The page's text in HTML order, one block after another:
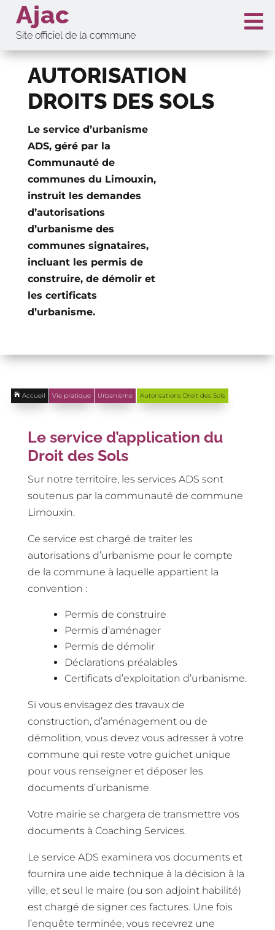
Ajac
Site officiel de la commune

AUTORISATION
DROITS DES SOLS
Le service d’urbanisme
ADS, géré par la
Communauté de
communes du Limouxin,
instruit les demandes
d’autorisations
d’urbanisme des
communes signataires,
incluant les permis de
construire, de démolir et
les certificats
d’urbanisme.
 Accueil Vie pratique Urbanisme Autorisations Droit des Sols
Le service d’application du
Droit des Sols
Sur notre territoire, les services ADS sont
soutenus par la communauté de commune
Limouxin.
Ce service est chargé de traiter les
autorisations d’urbanisme pour le compte
de la commune à laquelle appartient la
convention :
Permis de construire
Permis d’aménager
Permis de démolir
Déclarations préalables
Certificats d’exploitation d’urbanisme.
Si vous envisagez des travaux de
construction, d’aménagement ou de
démolition, vous devez vous adresser à votre
commune qui reste votre guichet unique
pour vous renseigner et déposer les
documents d’urbanisme.
Votre mairie se chargera de transmettre vos
documents à Coaching Services.
Le service ADS examinera vos documents et
fournira une aide technique à la décision à la
ville, et seul le maire (ou son adjoint habilité)
est chargé de signer ces factures. Une fois
l’enquête terminée, vous recevrez une